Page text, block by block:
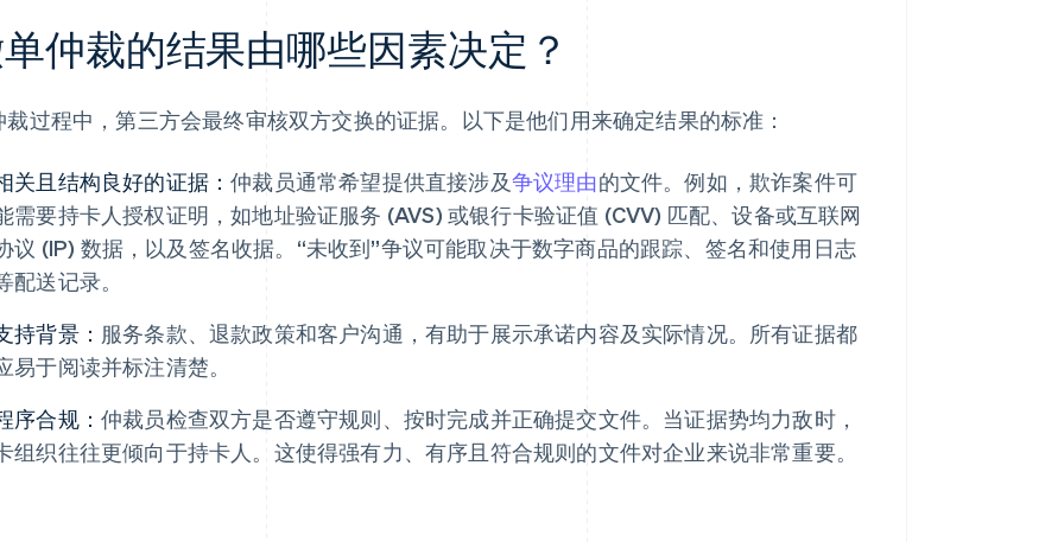
仲裁的结果由哪些因素决定？
裁过程中，第三方会最终审核双方交换的证据。以下是他们用来确定结果的标准：
关且结构良好的证据：仲裁员通常希望提供直接涉及争议理由的文件。例如，欺诈案件可
需要持卡人授权证明，如地址验证服务 (AVS) 或银行卡验证值 (CVV) 匹配、设备或互联网
议 (IP) 数据，以及签名收据。“未收到”争议可能取决于数字商品的跟踪、签名和使用日志
配送记录。
持背景： 服务条款、退款政策和客户沟通，有助于展示承诺内容及实际情况。所有证据都
易于阅读并标注清楚。
序合规： 仲裁员检查双方是否遵守规则、按时完成并正确提交文件。当证据势均力敌时，
组织往往更倾向于持卡人。这使得强有力、有序且符合规则的文件对企业来说非常重要。